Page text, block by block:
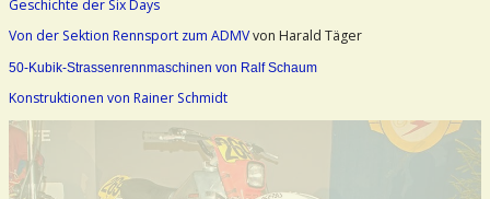
Geschichte der Six Days
Von der Sektion Rennsport zum ADMVvon Harald Täger
50-Kubik-Strassenrennmaschinen von Ralf Schaum
Konstruktionen von Rainer Schmidt